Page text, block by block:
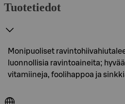
Tuotetiedot
Monipuoliset
luonnollisia ravintoaineita;
vitamiineja, foolihappoa ja